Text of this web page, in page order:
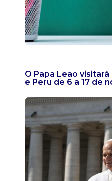
O Papa Leão
e Peru de 6 a 17 de